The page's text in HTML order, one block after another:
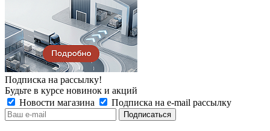
Подписка на рассылку!
Будьте в курсе новинок и акций
Новости магазина
Подписка на e-mail рассылку